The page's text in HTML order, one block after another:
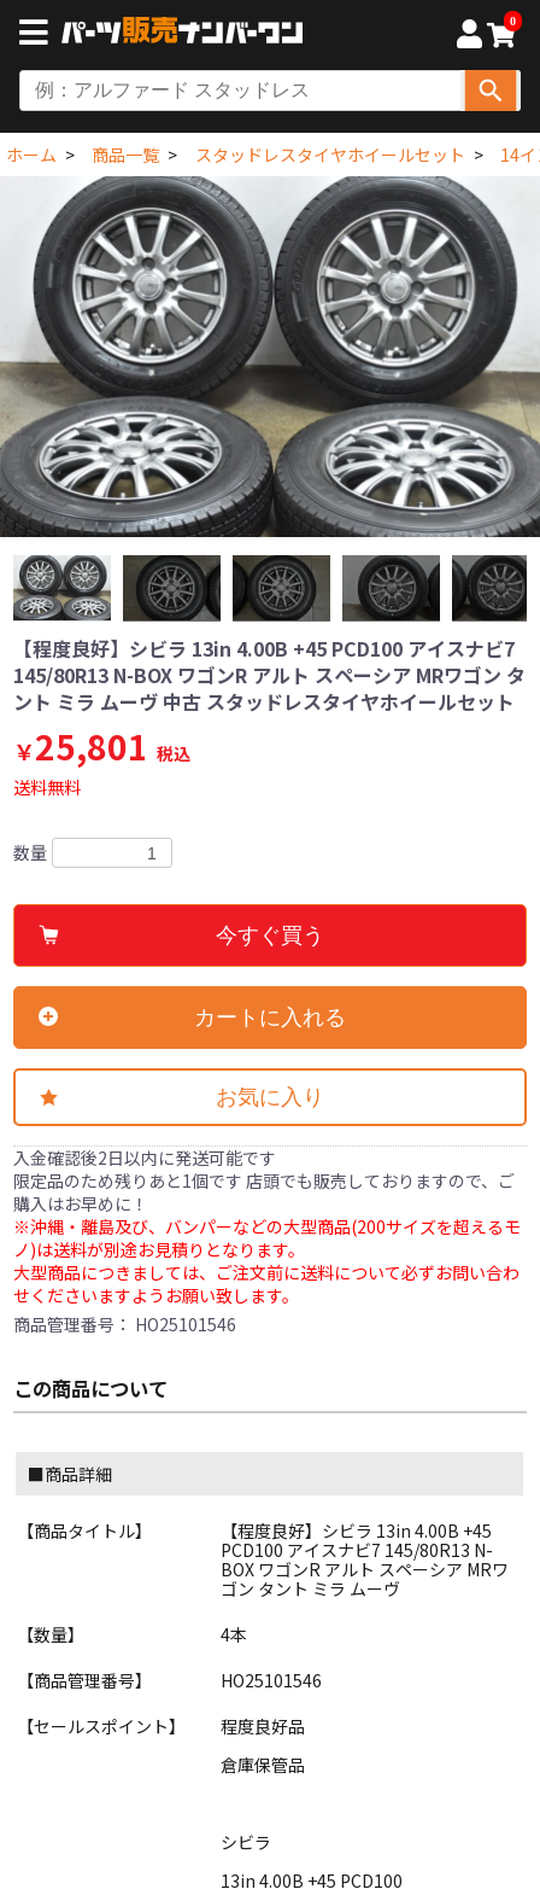
0
ホーム 商品一覧 スタッドレスタイヤホイールセット 14
【程度良好】シビラ 13in 4.00B +45 PCD100 アイスナビ7
145/80R13 N-BOX ワゴンR アルト スペーシア MRワゴン タ
ント ミラ ムーヴ 中古 スタッドレスタイヤホイールセット
￥25,801 税込
送料無料
数量
今すぐ買う
カートに入れる
お気に入り
入金確認後2日以内に発送可能です
限定品のため残りあと1個です 店頭でも販売しておりますので、ご
購入はお早めに！
※沖縄・離島及び、バンパーなどの大型商品(200サイズを超えるモ
ノ)は送料が別途お見積りとなります。
大型商品につきましては、ご注文前に送料について必ずお問い合わ
せくださいますようお願い致します。
商品管理番号： HO25101546
この商品について
■商品詳細
【商品タイトル】
【程度良好】シビラ 13in 4.00B +45
PCD100 アイスナビ7 145/80R13 N-
BOX ワゴンR アルト スペーシア MRワ
ゴン タント ミラ ムーヴ
【数量】
4本
【商品管理番号】
HO25101546
【セールスポイント】
程度良好品
倉庫保管品
シビラ
13in 4.00B +45 PCD100